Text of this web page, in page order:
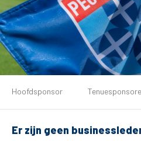
Tickets
Matchdays
Hoofdsponsor
Er zijn geen